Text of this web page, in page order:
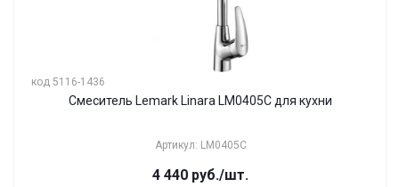
код 5116-1436
Смеситель Lemark Linara LM0405C для кухни
Артикул: LM0405C
4 440 руб./шт.